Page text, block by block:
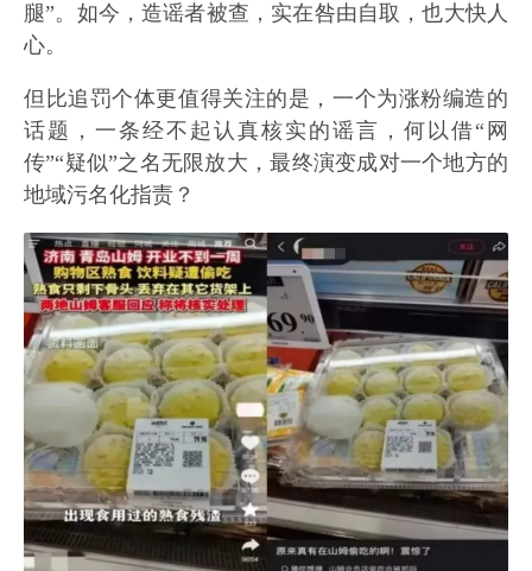
腿”。如今，造谣者被查，实在咎由自取，也大快人
心。
但比追罚个体更值得关注的是，一个为涨粉编造的
话题，一条经不起认真核实的谣言，何以借“网
传”“疑似”之名无限放大，最终演变成对一个地方的
地域污名化指责？